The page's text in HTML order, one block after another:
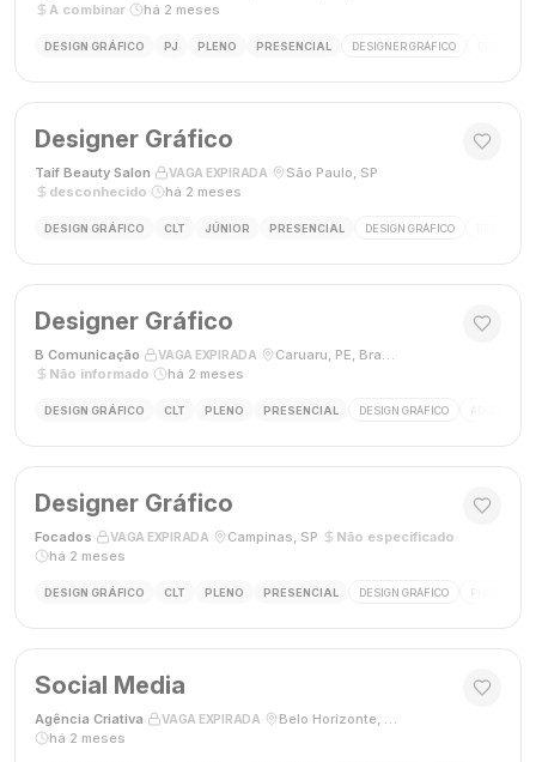
A combinar
há 2 meses
DESIGN GRÁFICO PJ PLENO PRESENCIAL DESIGNER GRÁFICO
Designer Gráfico
Taif Beauty Salon VAGA EXPIRADA São Paulo, SP
desconhecido
há 2 meses
DESIGN GRÁFICO CLT JÚNIOR PRESENCIAL DESIGN GRÁFICO
Designer Gráfico
B Comunicação VAGA EXPIRADA Caruaru, PE, Brasil
Não informado
há 2 meses
DESIGN GRÁFICO CLT PLENO PRESENCIAL DESIGN GRÁFICO ADOBE
Designer Gráfico
Focados VAGA EXPIRADA Campinas, SP Não especificado
há 2 meses
DESIGN GRÁFICO CLT PLENO PRESENCIAL DESIGN GRÁFICO PHOTOSHOP
Social Media
Agência Criativa VAGA EXPIRADA Belo Horizonte, Brasil
há 2 meses